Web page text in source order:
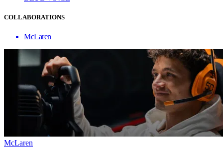
COLLABORATIONS
McLaren
McLaren